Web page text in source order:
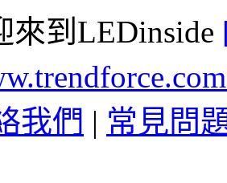
來到LEDinside
我們 | 常見問